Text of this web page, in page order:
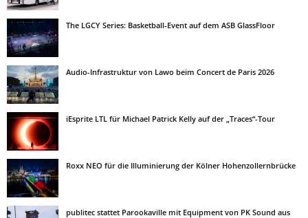
The LGCY Series: Basketball-Event auf dem ASB GlassFloor
Audio-Infrastruktur von Lawo beim Concert de Paris 2026
iEsprite LTL für Michael Patrick Kelly auf der „Traces“-Tour
Roxx NEO für die Illuminierung der Kölner Hohenzollernbrücke
publitec stattet Parookaville mit Equipment von PK Sound aus